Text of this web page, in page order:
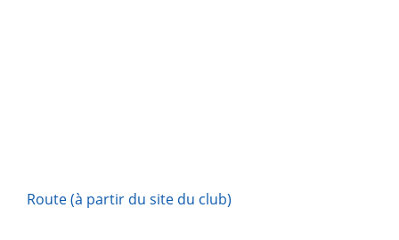
Route (à partir du site du club)